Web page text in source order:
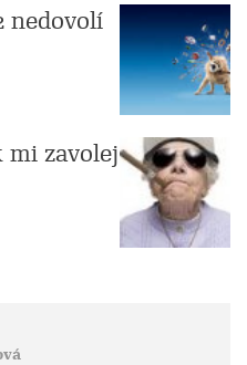
nedovolí
mi zavolej